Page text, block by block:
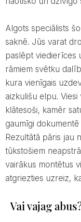
Algots speciālists šo dilemmu atrisina eleganti un
saknē. Jūs varat
paslēpt viedierīces
rāmiem svētku
kura vienīgais
aizkulišu elpu.
klātesoši, kamēr
gaumīgi
Rezultātā pāris jau
tūkstošiem
vairākus montētus
atgriezties uzreiz,
Vai vajag